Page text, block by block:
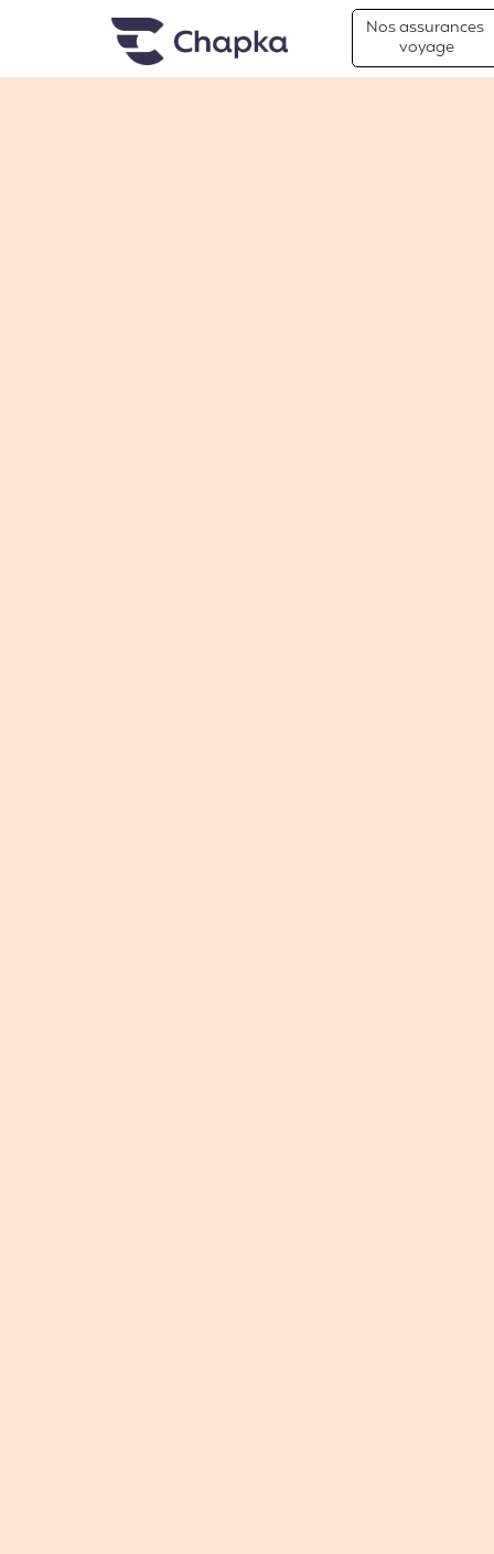
Chapka Assurances Voyages
Nos assurances
voyage